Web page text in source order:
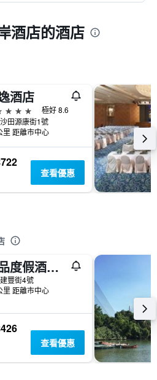
酒店的酒店
酒店
極好 8.6
田源康街1號
里 距離市中心
查看優惠
悦品度假酒店‧屯門
豐街4號
里 距離市中心
查看優惠